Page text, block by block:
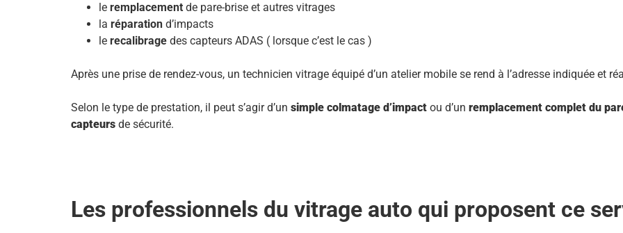
le remplacement de pare-brise et autres vitrages
la réparation d’impacts
le recalibrage des capteurs ADAS ( lorsque c’est le cas )
Après une prise de rendez-vous, un technicien vitrage équipé d’un atelier mobile se rend à l’adresse indiquée et
Selon le type de prestation, il peut s’agir d’un simple colmatage d’impact ou d’un remplacement complet du
capteurs de sécurité.
Les professionnels du vitrage auto qui proposent ce